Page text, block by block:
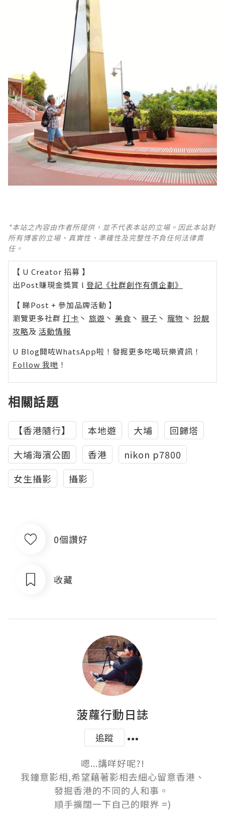
*本站之內容由作者所提供，並不代表本站的立場。因此本站對
所有博客的立場、真實性、準確性及完整性不負任何法律責
任。
【 U Creator 招募 】
出Post賺現金獎賞 l 登記《社群創作有價企劃》
【 睇Post + 參加品牌活動 】
瀏覽更多社群 打卡 丶 旅遊 丶 美食 丶 親子 丶 寵物 丶 扮靚
攻略及 活動情報
U Blog開咗WhatsApp啦！發掘更多吃喝玩樂資訊！
Follow 我哋 ！
相關話題
【香港隨行】 本地遊 大埔
回歸塔
大埔海濱公園
香港
nikon p7800
女生攝影
攝影
0個讚好
收藏
菠蘿行動日誌
追蹤
嗯...講咩好呢?!
我鐘意影相,希望藉著影相去細心留意香港、
發掘香港的不同的人和事。
順手擴闊一下自己的眼界 =)